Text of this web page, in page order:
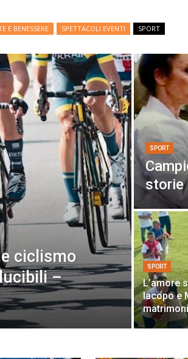
E BENESSERE SPETTACOLI EVENTI SPORT
ciclismo
–
SPORT
storie
SPORT
L’amore
Iacopo e